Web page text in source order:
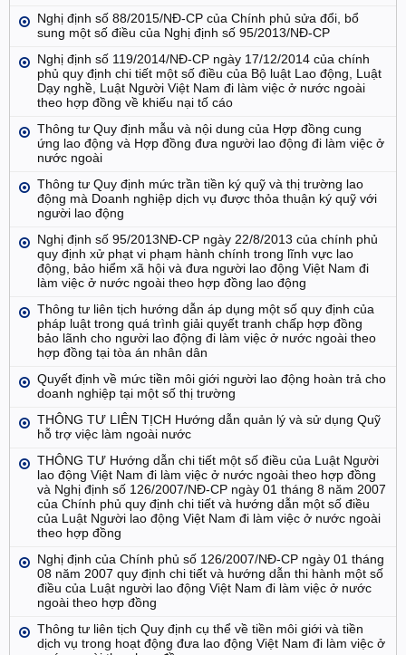
Nghị định số 88/2015/NĐ-CP của Chính phủ sửa đổi, bổ
sung một số điều của Nghị định số 95/2013/NĐ-CP
Nghị định số 119/2014/NĐ-CP ngày 17/12/2014 của chính
phủ quy định chi tiết một số điều của Bộ luật Lao động, Luật
Dạy nghề, Luật Người Việt Nam đi làm việc ở nước ngoài
theo hợp đồng về khiếu nại tố cáo
Thông tư Quy định mẫu và nội dung của Hợp đồng cung
ứng lao động và Hợp đồng đưa người lao động đi làm việc ở
nước ngoài
Thông tư Quy định mức trần tiền ký quỹ và thị trường lao
động mà Doanh nghiệp dịch vụ được thỏa thuận ký quỹ với
người lao động
Nghị định số 95/2013NĐ-CP ngày 22/8/2013 của chính phủ
quy định xử phạt vi phạm hành chính trong lĩnh vực lao
động, bảo hiểm xã hội và đưa người lao động Việt Nam đi
làm việc ở nước ngoài theo hợp đồng lao động
Thông tư liên tịch hướng dẫn áp dụng một số quy định của
pháp luật trong quá trình giải quyết tranh chấp hợp đồng
bảo lãnh cho người lao động đi làm việc ở nước ngoài theo
hợp đồng tại tòa án nhân dân
Quyết định về mức tiền môi giới người lao động hoàn trả cho
doanh nghiệp tại một số thị trường
THÔNG TƯ LIÊN TỊCH Hướng dẫn quản lý và sử dụng Quỹ
hỗ trợ việc làm ngoài nước
THÔNG TƯ Hướng dẫn chi tiết một số điều của Luật Người
lao động Việt Nam đi làm việc ở nước ngoài theo hợp đồng
và Nghị định số 126/2007/NĐ-CP ngày 01 tháng 8 năm 2007
của Chính phủ quy định chi tiết và hướng dẫn một số điều
của Luật Người lao động Việt Nam đi làm việc ở nước ngoài
theo hợp đồng
Nghị định của Chính phủ số 126/2007/NĐ-CP ngày 01 tháng
08 năm 2007 quy định chi tiết và hướng dẫn thi hành một số
điều của Luật người lao động Việt Nam đi làm việc ở nước
ngoài theo hợp đồng
Thông tư liên tịch Quy định cụ thể về tiền môi giới và tiền
dịch vụ trong hoạt động đưa lao động Việt Nam đi làm việc ở